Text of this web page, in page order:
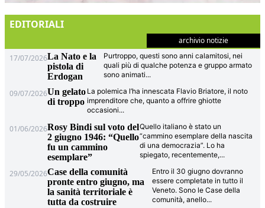
EDITORIALI
archivio notizie
17/07/2026La Nato e la
pistola di
Erdogan
Purtroppo, questi sono anni calamitosi, nei
quali più di qualche potenza e gruppo armato
sono animati...
09/07/2026Un gelato
di troppo
La polemica l’ha innescata Flavio Briatore, il noto
imprenditore che, quanto a offrire ghiotte
occasioni...
01/06/2026Rosy Bindi sul voto del
2 giugno 1946: “Quello
fu un cammino
esemplare”
Quello italiano è stato un
“cammino esemplare della nascita
di una democrazia”. Lo ha
spiegato, recentemente,...
29/05/2026Case della comunità
pronte entro giugno, ma
la sanità territoriale è
tutta da costruire
Entro il 30 giugno dovranno
essere completate in tutto il
Veneto. Sono le Case della
comunità, anello...